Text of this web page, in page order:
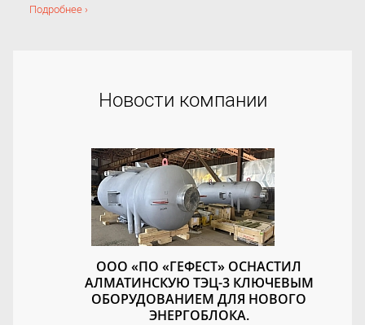
Подробнее ›
Новости компании
ООО «ПО «ГЕФЕСТ» ОСНАСТИЛ
АЛМАТИНСКУЮ ТЭЦ-3 КЛЮЧЕВЫМ
ОБОРУДОВАНИЕМ ДЛЯ НОВОГО
ЭНЕРГОБЛОКА.